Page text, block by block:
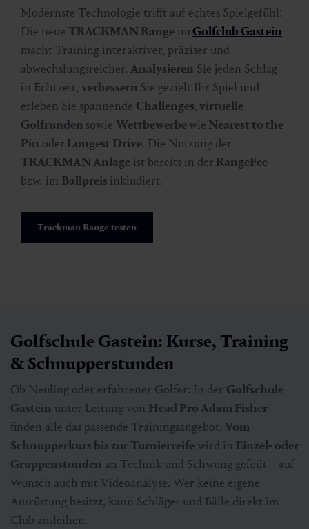
Modernste Technologie trifft auf echtes Spielgefühl:
Die neue TRACKMAN Range imGolfclub Gastein
macht Training interaktiver, präziser und
abwechslungsreicher. Analysieren Sie jeden Schlag
in Echtzeit, verbessern Sie gezielt Ihr Spiel und
erleben Sie spannende Challenges,virtuelle
Golfrunden sowie Wettbewerbewie Nearest to the
Pin oder Longest Drive. Die Nutzung der
TRACKMAN Anlage ist bereits in der RangeFee
bzw. im Ballpreis inkludiert.
Trackman Range testen
Golfschule Gastein: Kurse, Training
& Schnupperstunden
Ob Neuling oder erfahrener Golfer: In der Golfschule
Gastein unter Leitung von Head Pro Adam Fisher
finden alle das passende Trainingsangebot. Vom
Schnupperkurs bis zur Turnierreife wird in Einzel- oder
Gruppenstunden an Technik und Schwung gefeilt – auf
Wunsch auch mit Videoanalyse. Wer keine eigene
Ausrüstung besitzt, kann Schläger und Bälle direkt im
Club ausleihen.